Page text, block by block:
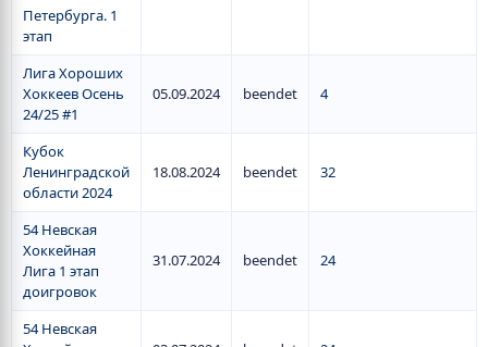
Петербурга. 1
этап
Лига Хороших
Хоккеев Осень
24/25 #1
05.09.2024 beendet 4
Кубок
Ленинградской
области 2024
18.08.2024 beendet 32
54 Невская
Хоккейная
Лига 1 этап
доигровок
31.07.2024 beendet 24
54 Невская